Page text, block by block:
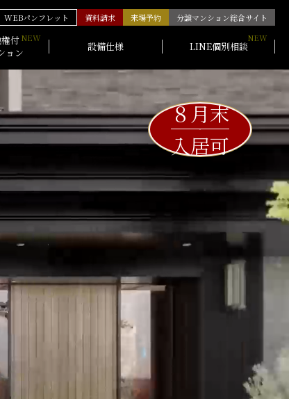
WEBパンフレット 資料請求 来場予約 分譲マンション総合サイト
付
ョン
設備仕様 LINE個別相談
８月末
入居可